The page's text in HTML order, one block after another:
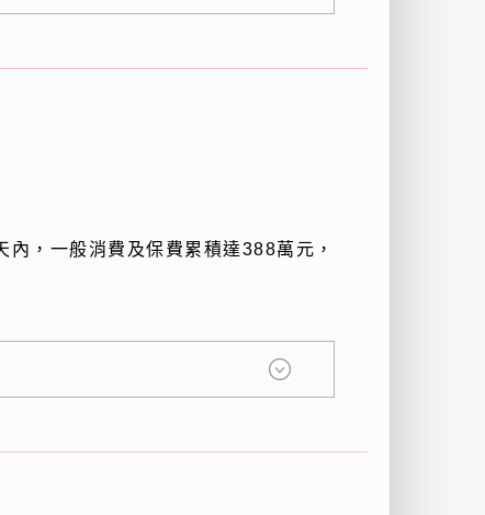
內，一般消費及保費累積達388萬元，